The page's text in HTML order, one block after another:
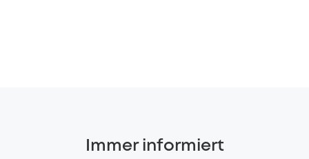
Immer informiert